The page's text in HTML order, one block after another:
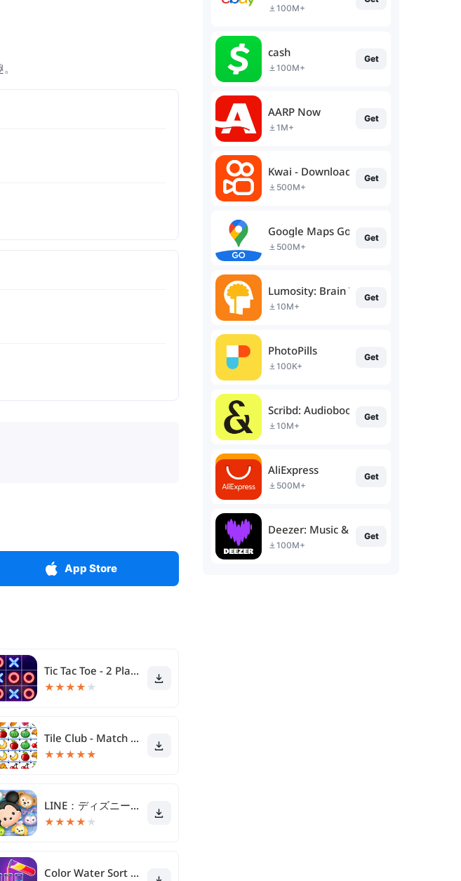
App Store
Tic Tac Toe - 2 Player XO
★★★★ ★
Tile Club - Match Puzzle Game
★★★★★
LINE：ディズニー ツムツム
★★★★ ★
Color Water Sort Woody Puzzle
100M+
cash
100M+
Get
AARP Now
1M+
Get
Kwai - Download & Share Video
500M+
Get
Google Maps Go
500M+
Get
Lumosity: Brain Training
10M+
Get
PhotoPills
100K+
Get
Scribd: Audiobooks & Ebooks
10M+
Get
AliExpress
500M+
Get
Deezer: Music & Podcast Player
100M+
Get